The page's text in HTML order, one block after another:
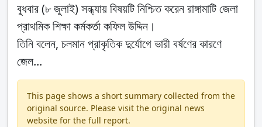
বুধবার (৮ জুলাই) সন্ধ্যায় বিষয়টি নিশ্চিত করেন রাঙ্গামাটি জেলা
প্রাথমিক শিক্ষা কর্মকর্তা কফিল উদ্দিন।
তিনি বলেন, চলমান প্রাকৃতিক দুর্যোগে ভারী বর্ষণের কারণে
জেল...
This page shows a short summary collected from the
original source. Please visit the original news
website for the full report.